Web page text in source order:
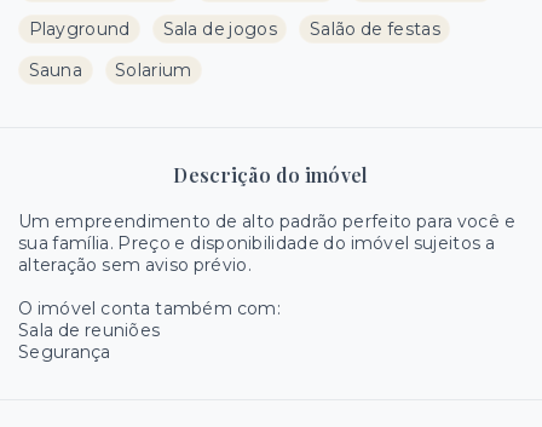
Playground
Sala de jogos
Salão de festas
Sauna
Solarium
Descrição do imóvel
Um empreendimento de alto padrão perfeito para você e
sua família. Preço e disponibilidade do imóvel sujeitos a
alteração sem aviso prévio.
O imóvel conta também com:
Sala de reuniões
Segurança